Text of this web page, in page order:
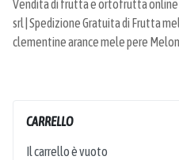
Vendita di frutta e ortofrutta online
srl | Spedizione Gratuita di Frutta
clementine arance mele pere
CARRELLO
Il carrello è vuoto